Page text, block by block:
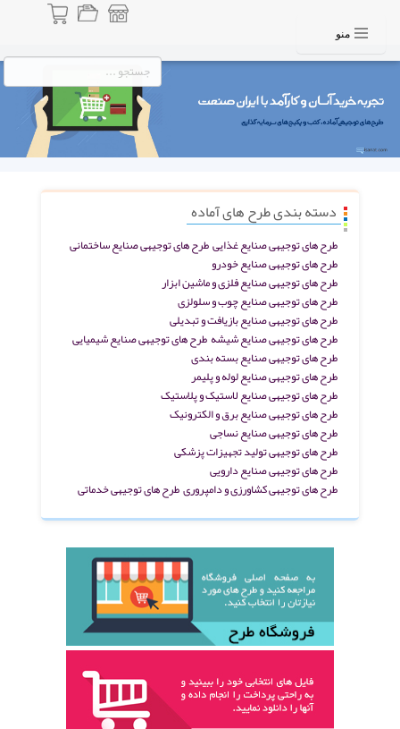
منو
دسته بندی طرح های آماده
طرح های توجیهی صنایع غذاییطرح های توجیهی صنایع ساختمانی
طرح های توجیهی صنایع خودرو
طرح های توجیهی صنایع فلزی و ماشین ابزار
طرح های توجیهی صنایع چوب و سلولزی
طرح های توجیهی صنایع بازیافت و تبدیلی
طرح های توجیهی صنایع شیشه طرح های توجیهی صنایع شیمیایی
طرح های توجیهی صنایع بسته بندی
طرح های توجیهی صنایع لوله و پلیمر
طرح های توجیهی صنایع لاستیک و پلاستیک
طرح های توجیهی صنایع برق و الکترونیک
طرح های توجیهی صنایع نساجی
طرح های توجیهی تولید تجهیزات پزشکی
طرح های توجیهی صنایع دارویی
طرح های توجیهی کشاورزی و دامپروریطرح های توجیهی خدماتی